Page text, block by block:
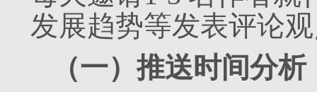
发展趋势等发表评论
（一）推送时间分